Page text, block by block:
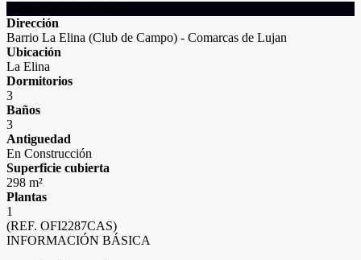
Dirección
Barrio La Elina (Club de Campo) - Comarcas de Lujan
Ubicación
La Elina
Dormitorios
3
Baños
3
Antiguedad
En Construcción
Superficie cubierta
298 m²
Plantas
1
(REF. OFI2287CAS)
INFORMACIÓN BÁSICA